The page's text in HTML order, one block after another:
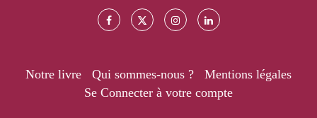
Notre livre Qui sommes-nous ?
Mentions légales
Se Connecter à votre compte